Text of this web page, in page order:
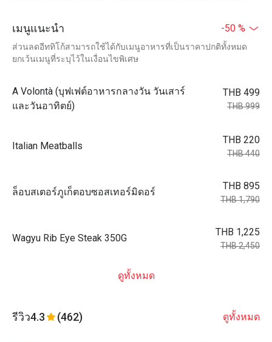
เมนูแนะนำ -50 %
ส่วนลดอีททิโก้สามารถใช้ได้กับเมนูอาหารที่เป็นราคาปกติทั้งหมด
ยกเว้นเมนูที่ระบุไว้ในเงื่อนไขพิเศษ
A Volontà (บุฟเฟต์อาหารกลางวัน วันเสาร์
และวันอาทิตย์)
THB 499
THB 999
Italian Meatballs
THB 220
THB 440
ล็อบสเตอร์ภูเก็ตอบซอสเทอร์มิดอร์
THB 895
THB 1,790
Wagyu Rib Eye Steak 350G
THB 1,225
THB 2,450
ดูทั้งหมด
รีวิว4.3 (462) ดูทั้งหมด